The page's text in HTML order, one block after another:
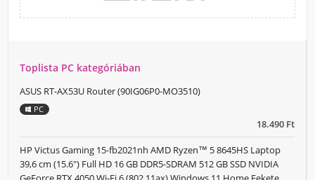
Toplista PC kategóriában
18.490 Ft
ASUS RT-AX53U Router (90IG06P0-MO3510)
PC
HP Victus Gaming 15-fb2021nh AMD Ryzen™ 5 8645HS Laptop
39,6 cm (15.6") Full HD 16 GB DDR5-SDRAM 512 GB SSD NVIDIA